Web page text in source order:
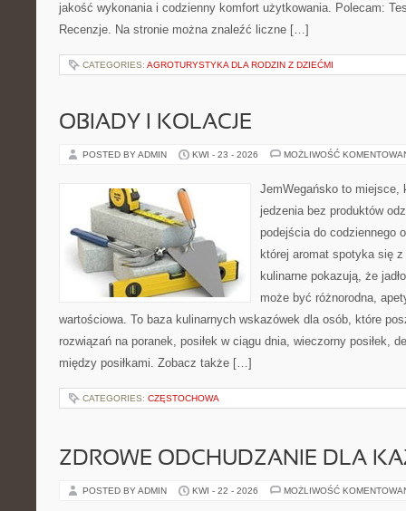
jakość wykonania i codzienny komfort użytkowania. Polecam:
Recenzje. Na stronie można znaleźć liczne […]
CATEGORIES: AGROTURYSTYKA DLA RODZIN Z DZIEĆMI
OBIADY I KOLACJE
POSTED BY ADMIN KWI - 23 - 2026 MOŻLIWOŚĆ
JemWegańsko to miejsce,
jedzenia bez produktów
podejścia do codziennego
której aromat spotyka się
kulinarne pokazują, że
może być różnorodna,
wartościowa. To baza kulinarnych wskazówek dla osób, które
rozwiązań na poranek, posiłek w ciągu dnia, wieczorny posiłek,
między posiłkami. Zobacz także […]
CATEGORIES: CZĘSTOCHOWA
ZDROWE ODCHUDZANIE DLA
POSTED BY ADMIN KWI - 22 - 2026 MOŻLIWOŚĆ